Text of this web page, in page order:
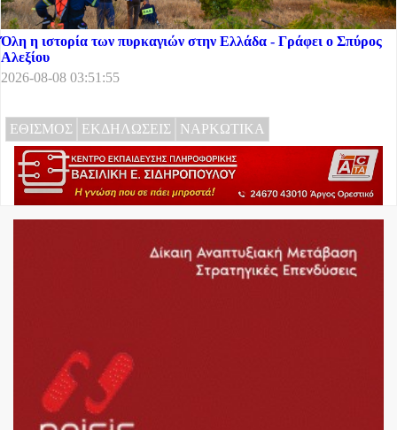
Όλη η ιστορία των πυρκαγιών στην Ελλάδα - Γράφει ο Σπύρος
Αλεξίου
2026-08-08 03:51:55
ΕΘΙΣΜΟΣ ΕΚΔΗΛΩΣΕΙΣ ΝΑΡΚΩΤΙΚΑ